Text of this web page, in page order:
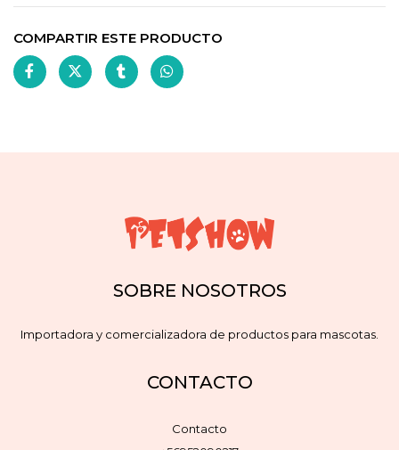
COMPARTIR ESTE PRODUCTO
SOBRE NOSOTROS
Importadora y comercializadora de productos para mascotas.
CONTACTO
Contacto